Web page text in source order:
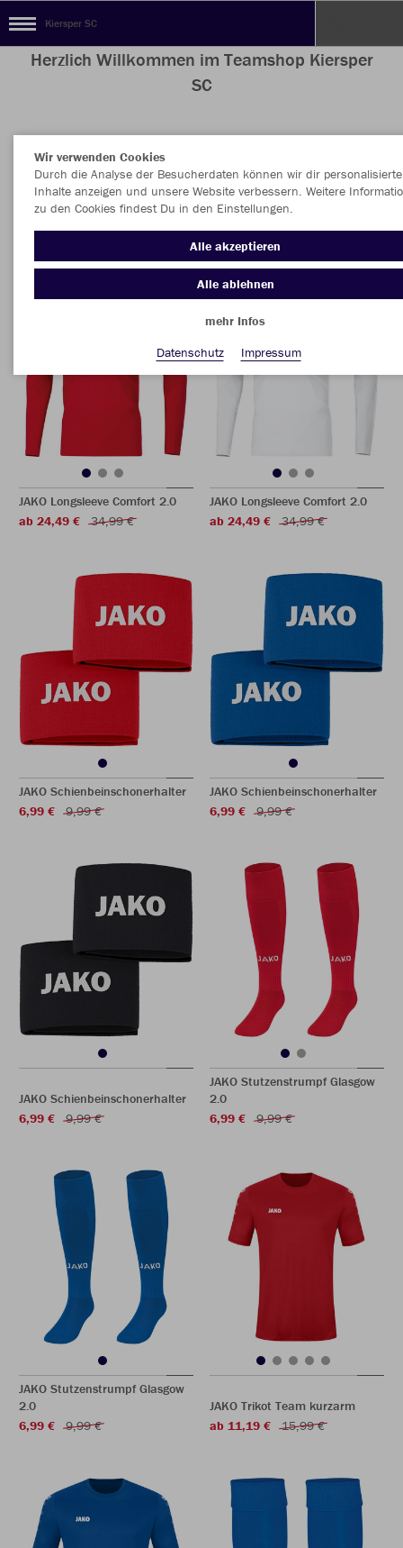
Kiersper SC
Herzlich Willkommen im Teamshop Kiersper
SC
Nachhaltig Farbe
JAKO Longsleeve Comfort 2.0
ab 24,49 €
34,99 €
JAKO Longsleeve Comfort 2.0
ab 24,49 €
34,99 €
JAKO Schienbeinschonerhalter
6,99 €
9,99 €
JAKO Schienbeinschonerhalter
6,99 €
9,99 €
JAKO Schienbeinschonerhalter
6,99 €
9,99 €
JAKO Stutzenstrumpf Glasgow
2.0
6,99 €
9,99 €
JAKO Stutzenstrumpf Glasgow
2.0
6,99 €
9,99 €
JAKO Trikot Team kurzarm
ab 11,19 €
15,99 €
Wir verwenden Cookies
Durch die Analyse der Besucherdaten können wir dir personalisierte
Inhalte anzeigen und unsere Website verbessern. Weitere
zu den Cookies findest Du in den Einstellungen.
Alle akzeptieren
Alle ablehnen
mehr Infos
Datenschutz
Impressum